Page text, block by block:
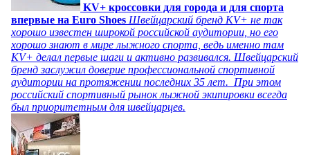
KV+ кроссовки для города и для спорта
впервые на Euro Shoes Швейцарский бренд KV+ не так
хорошо известен широкой российской аудитории, но его
хорошо знают в мире лыжного спорта, ведь именно там
KV+ делал первые шаги и активно развивался. Швейцарский
бренд заслужил доверие профессиональной спортивной
аудитории на протяжении последних 35 лет. При этом
российский спортивный рынок лыжной экипировки всегда
был приоритетным для швейцарцев.